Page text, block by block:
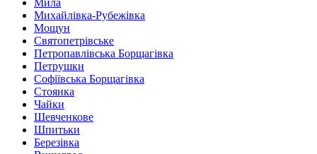
Михайлівка-Рубежівка
Мощун
Святопетрівське
Петропавлівська Борщагівка
Петрушки
Софіївська Борщагівка
Стоянка
Чайки
Шевченкове
Шпитьки
Березівка